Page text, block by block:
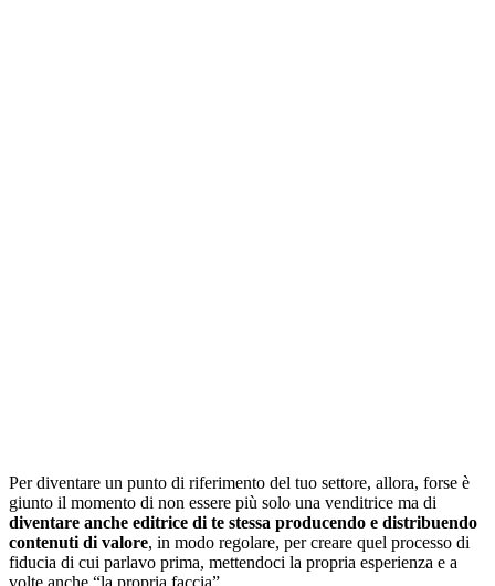
Per diventare un punto di riferimento del tuo settore, allora, forse è
giunto il momento di non essere più solo una venditrice ma di
diventare anche editrice di te stessa producendo e distribuendo
contenuti di valore, in modo regolare, per creare quel processo di
fiducia di cui parlavo prima, mettendoci la propria esperienza e a